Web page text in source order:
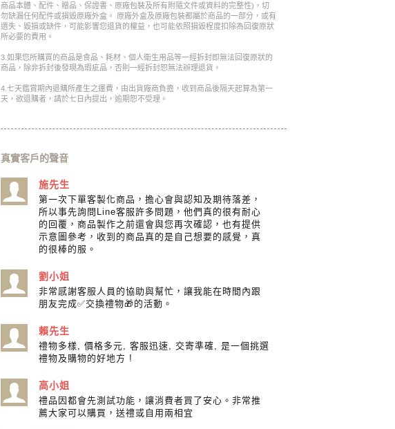
商品本體、配件、贈品、保證書、原廠包裝及所有附隨文件或資料的完整性)，切
勿缺漏任何配件或損毀原廠外盒。 原廠外盒及原廠包裝都屬於商品的一部分，或有
遺失、毀損或缺件，可能影響您退貨的權益，也可能依照損毀程度扣除為回復原狀
所必要的費用。
3.如果您所購買的商品是食品、耗材、個人衛生用品等一經拆封即無法回復原狀的
商品，除非拆封後發現為瑕疵品，否則一經拆封恕無法辦理退貨。
4.七天鑑賞期內退購所產生之運費，由出貨廠商負擔，收到商品後隔天起算為第一
天，欲退購者，請於七日內提出，逾期恕不受理。
真實客戶的聲音
施先生
第一次下單客製化商品，擔心會與認知及期待落差，
所以事先詢問Line客服許多問題，他們真的很有耐心
的回覆，商品製作之前還會與您再次確認，也有提供
示意圖參考，收到的商品真的是自己想要的感覺，真
的很棒的服。
劉小姐
非常感謝客服人員的協助與幫忙，讓我能在時間內跟
朋友完成✅交換禮物🎁的活動。
賴先生
禮物多樣, 價格多元, 客服迅速, 交寄準確, 是一個挑選
禮物及購物的好地方 !
高小姐
禮品因都會先測試功能，讓消費者買了安心。非常推
薦大家可以購買，送禮或自用兩相宜